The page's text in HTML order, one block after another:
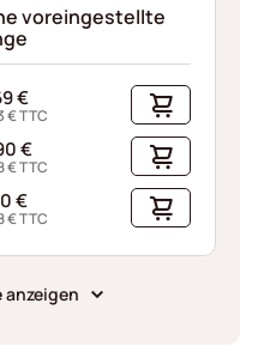
voreingestellte
€
€TTC
€
€TTC
€
€TTC
anzeigen